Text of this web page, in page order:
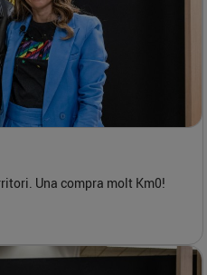
Una compra molt Km0!